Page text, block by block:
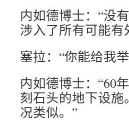
内如德博士：“没
涉入了所有可能
塞拉：“你能给我
内如德博士：“60
刻石头的地下设
况类似。”